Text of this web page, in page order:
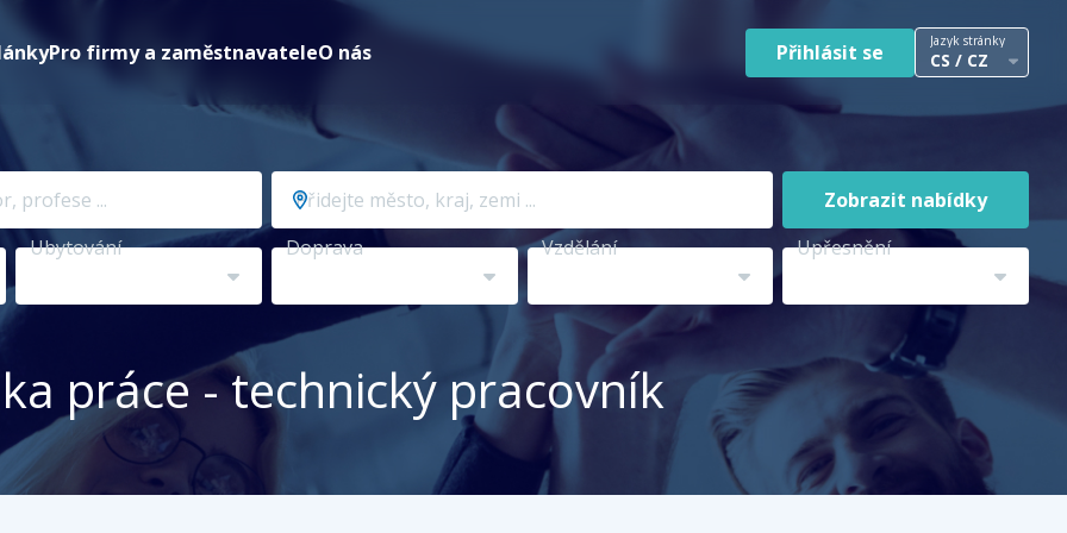
Pro firmy a zaměstnavateleO nás Přihlásit se Jazyk stránky
CS / CZ
Přidejte
město,
kraj,
...
Zobrazit nabídky
Ubytování Doprava Vzdělání Upřesnění
práce - technický pracovník